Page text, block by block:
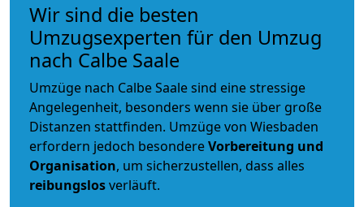
Wir sind die besten
Umzugsexperten für den Umzug
nach Calbe Saale
Umzüge nach Calbe Saale sind eine stressige
Angelegenheit, besonders wenn sie über große
Distanzen stattfinden. Umzüge von Wiesbaden
erfordern jedoch besondereVorbereitung und
Organisation, um sicherzustellen, dass alles
reibungslosverläuft.